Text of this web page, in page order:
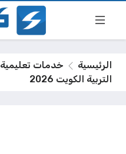
الرئيسية خدمات تعليمية
التربية الكويت 2026